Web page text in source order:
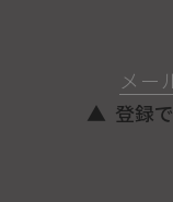
メー
登録